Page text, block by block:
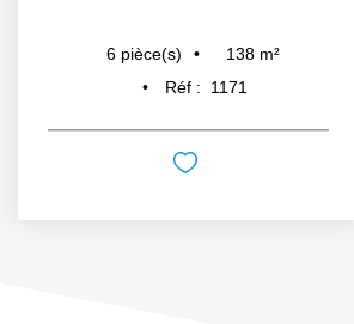
6 pièce(s) 138 m²
Réf :
1171